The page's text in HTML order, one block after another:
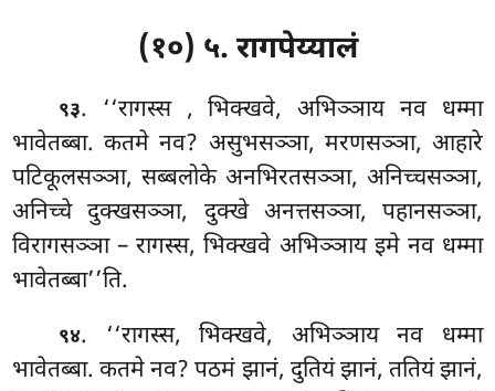
(१०) ५. रागपेय्यालं
९३. ‘‘रागस्स , भिक्खवे, अभिञ्ञाय नव धम्मा
भावेतब्बा. कतमे नव? असुभसञ्ञा, मरणसञ्ञा, आहारे
पटिकूलसञ्ञा, सब्बलोके अनभिरतसञ्ञा, अनिच्चसञ्ञा,
अनिच्चे दुक्खसञ्ञा, दुक्खे अनत्तसञ्ञा, पहानसञ्ञा,
विरागसञ्ञा – रागस्स, भिक्खवे अभिञ्ञाय इमे नव धम्मा
भावेतब्बा’’ति.
९४. ‘‘रागस्स, भिक्खवे, अभिञ्ञाय नव धम्मा
भावेतब्बा. कतमेनव? पठमं झानं, दुतियं झानं, ततियं झानं,